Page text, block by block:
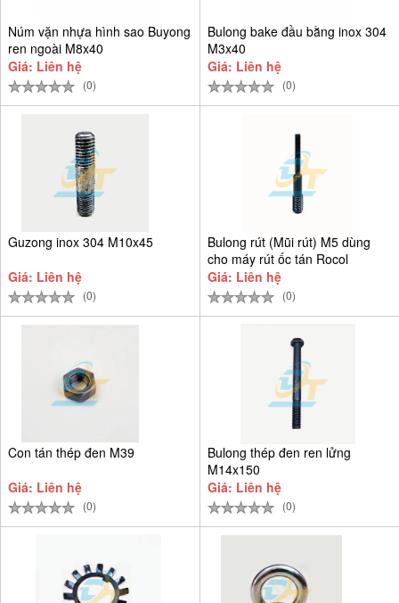
Núm vặn nhựa hình sao Buyong
ren ngoài M8x40
Giá: Liên hệ
(0)
Bulong bake đầu bằng inox 304
M3x40
Giá: Liên hệ
(0)
Guzong inox 304 M10x45
Giá: Liên hệ
(0)
Bulong rút (Mũi rút) M5 dùng
cho máy rút ốc tán Rocol
Giá: Liên hệ
(0)
Con tán thép đen M39
Giá: Liên hệ
(0)
Bulong thép đen ren lửng
M14x150
Giá: Liên hệ
(0)